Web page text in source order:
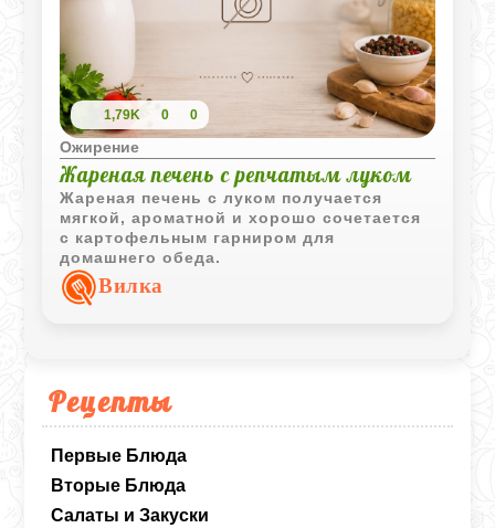
Рецепты
Первые Блюда
Вторые Блюда
Салаты и Закуски
1,79K 0 0
Ожирение
Жареная печень с репчатым луком
Жареная печень с луком получается
мягкой, ароматной и хорошо сочетается
с картофельным гарниром для
домашнего обеда.
Вилка